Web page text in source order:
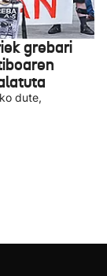
grebari
dute,